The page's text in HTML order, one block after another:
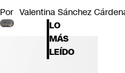
Por Valentina Sánchez
LO
MÁS
LEÍDO